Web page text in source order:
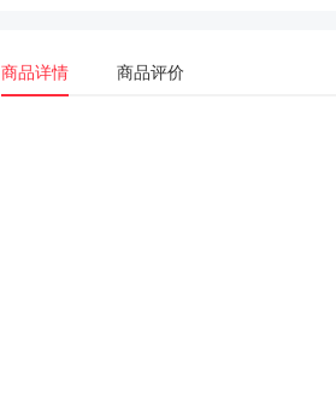
商品详情 商品评价